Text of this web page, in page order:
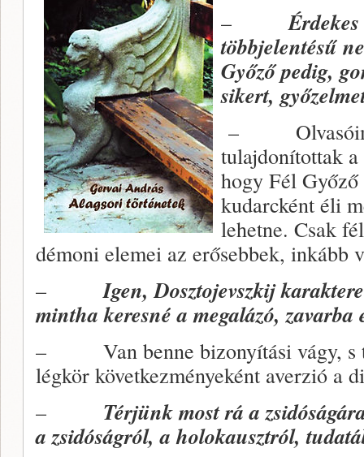
–
többjelentésű
Győző pedig,
sikert,
– Olvasóim
tulajdonítottak
hogy Fél
kudarcként éli
lehetne. Csak
démoni elemei az erősebbek, inkább
–Igen, Dosztojevszkij
mintha keresné a megalázó, zavarba
– Van benne bizonyítási vágy, s
légkör következményeként averzió a
– Térjünk most rá a
a zsidóságról, a holokausztról,